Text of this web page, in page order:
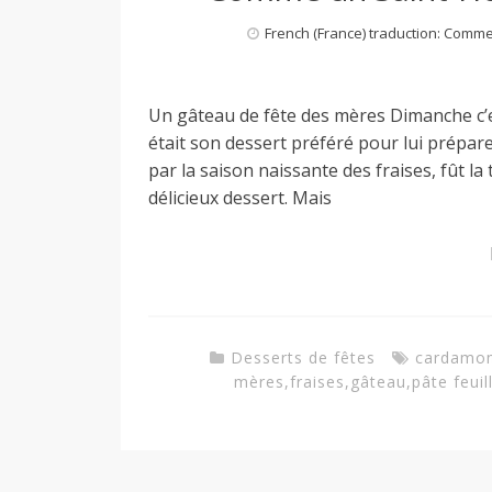
n
French (France) traduction:
Un gâteau de fête des mères Dimanche
était son dessert préféré pour lui
par la saison naissante des fraises, fût la
délicieux dessert. Mais
Desserts de fêtes
mères,fraises, gâteau,pâte